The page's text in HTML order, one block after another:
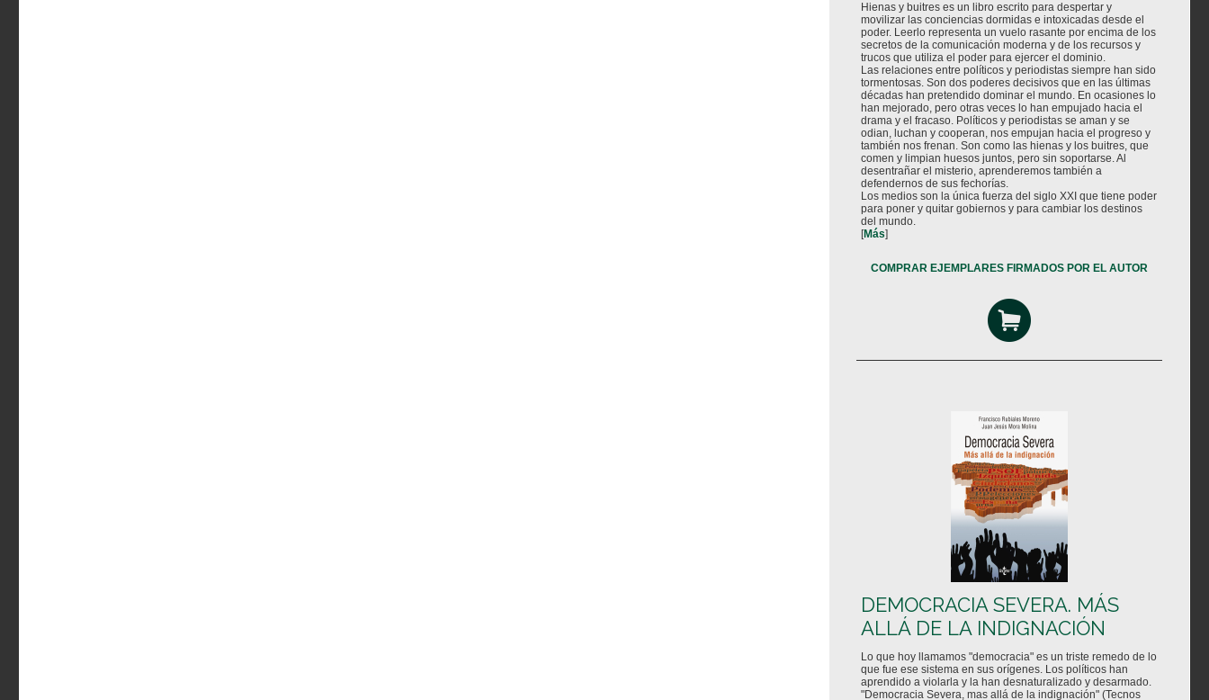
Hienas y buitres es un libro escrito para despertar y
movilizar las conciencias dormidas e intoxicadas desde el
poder. Leerlo representa un vuelo rasante por encima de los
secretos de la comunicación moderna y de los recursos y
trucos que utiliza el poder para ejercer el dominio.
Las relaciones entre políticos y periodistas siempre han sido
tormentosas. Son dos poderes decisivos que en las últimas
décadas han pretendido dominar el mundo. En ocasiones lo
han mejorado, pero otras veces lo han empujado hacia el
drama y el fracaso. Políticos y periodistas se aman y se
odian, luchan y cooperan, nos empujan hacia el progreso y
también nos frenan. Son como las hienas y los buitres, que
comen y limpian huesos juntos, pero sin soportarse. Al
desentrañar el misterio, aprenderemos también a
defendernos de sus fechorías.
Los medios son la única fuerza del siglo XXI que tiene poder
para poner y quitar gobiernos y para cambiar los destinos
del mundo.
[Más]
COMPRAR EJEMPLARES FIRMADOS POR EL AUTOR
DEMOCRACIA SEVERA. MÁS
ALLÁ DE LA INDIGNACIÓN
Lo que hoy llamamos "democracia" es un triste remedo de lo
que fue ese sistema en sus orígenes. Los políticos han
aprendido a violarla y la han desnaturalizado y desarmado.
"Democracia Severa, mas allá de la indignación" (Tecnos